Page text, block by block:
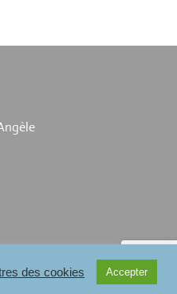
des cookies Accepter